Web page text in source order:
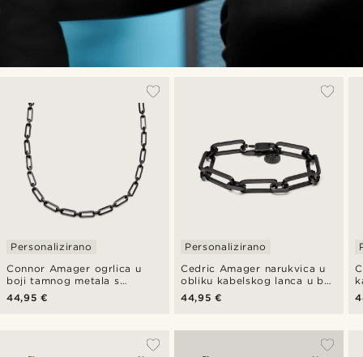
Connor Amager ogrlica u
boji tamnog metala s
kabelskim lancem
Personalizirano
44,95 €
Cedric Amager narukvica u
obliku kabelskog lanca u boji
tamnog metala
Personalizirano
44,95 €